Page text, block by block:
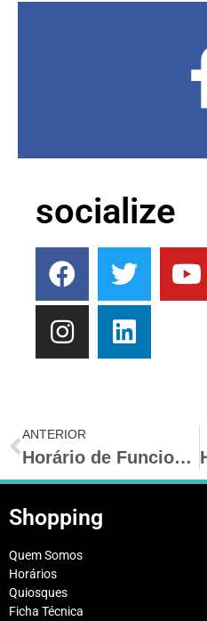
socialize
ANTERIOR
Horário de Funcionamento – 01/05/2017
Shopping
Quem Somos
Horários
Quiosques
Ficha Técnica